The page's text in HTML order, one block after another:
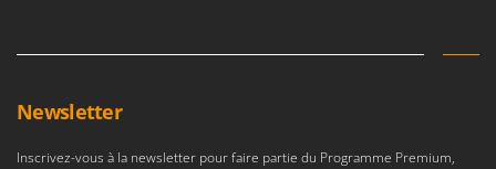
Newsletter
Inscrivez-vous à la newsletter pour faire partie du Programme Premium,